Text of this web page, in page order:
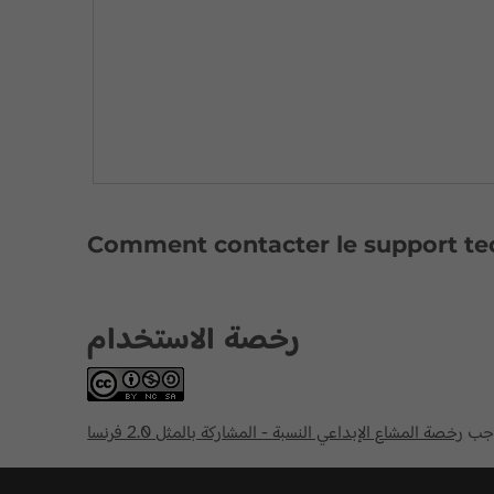
Comment contacter le support
رخصة الاستخدام
رخصة المشاع الإبداعي النسبة - المشاركة بالمثل 2.0 فرنسا